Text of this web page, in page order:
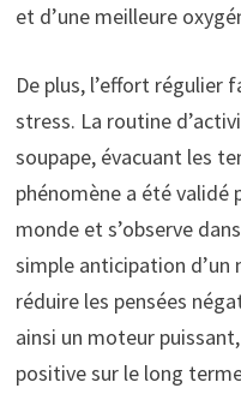
et d’une meilleure
De plus, l’effort régulier
stress. La routine
soupape, évacuant les
phénomène a été validé
monde et s’observe
simple anticipation d’un
réduire les pensées
ainsi un moteur
positive sur le long